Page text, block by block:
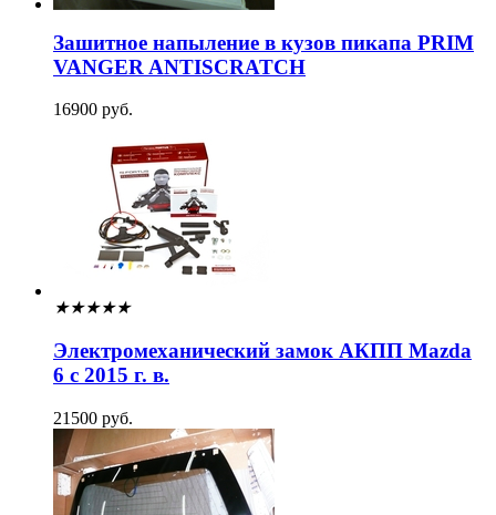
Зашитное напыление в кузов пикапа PRIM
VANGER ANTISCRATCH
16900 руб.
★★★★★
Электромеханический замок АКПП Mazda
6 с 2015 г. в.
21500 руб.